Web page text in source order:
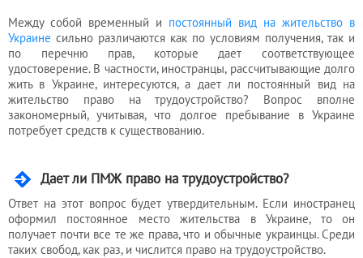
Между собой временный и постоянный вид на жительство в
Украине сильно различаются как по условиям получения, так и
по перечню прав, которые дает соответствующее
удостоверение. В частности, иностранцы, рассчитывающие долго
жить в Украине, интересуются, а дает ли постоянный вид на
жительство право на трудоустройство? Вопрос вполне
закономерный, учитывая, что долгое пребывание в Украине
потребует средств к существованию.
Дает ли ПМЖ право на трудоустройство?
Ответ на этот вопрос будет утвердительным. Если иностранец
оформил постоянное место жительства в Украине, то он
получает почти все те же права, что и обычные украинцы. Среди
таких свобод, как раз, и числится право на трудоустройство.
Услуги
юриста
Услуги
Кадровый
аутсорсинг